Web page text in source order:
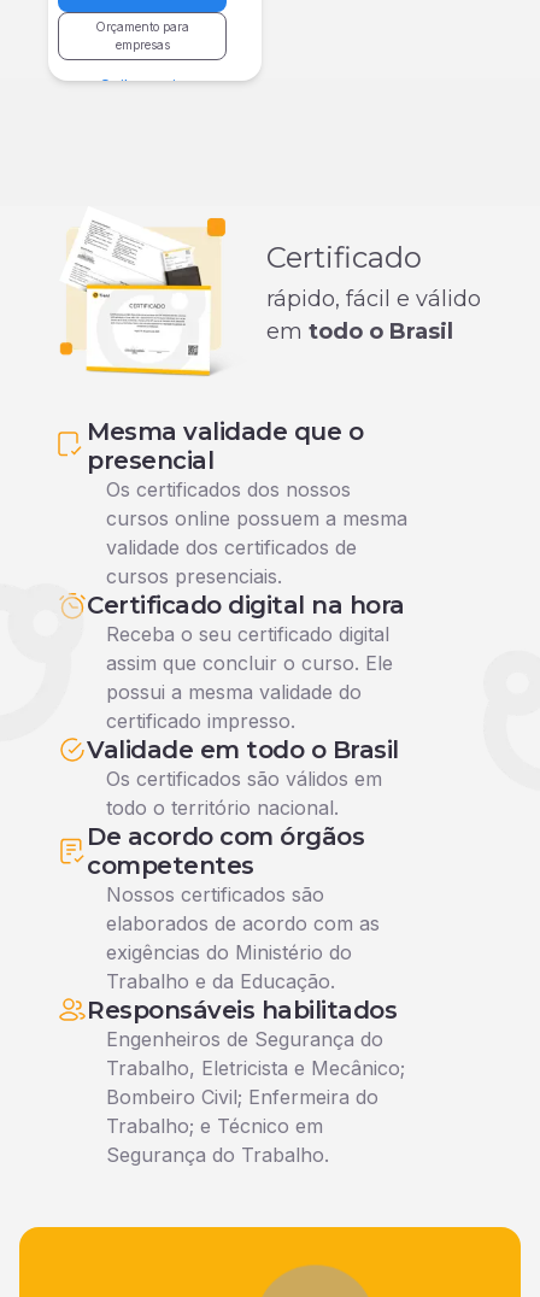
Orçamento para
empresas
Saiba mais
Certificado
rápido, fácil e válido
em todo o Brasil
Mesma validade que o
presencial
Os certificados dos nossos
cursos online possuem a mesma
validade dos certificados de
cursos presenciais.
Certificado digital na hora
Receba o seu certificado digital
assim que concluir o curso. Ele
possui a mesma validade do
certificado impresso.
Validade em todo o Brasil
Os certificados são válidos em
todo o território nacional.
De acordo com órgãos
competentes
Nossos certificados são
elaborados de acordo com as
exigências do Ministério do
Trabalho e da Educação.
Responsáveis habilitados
Engenheiros de Segurança do
Trabalho, Eletricista e Mecânico;
Bombeiro Civil; Enfermeira do
Trabalho; e Técnico em
Segurança do Trabalho.
Veja o que nossos alunos falam